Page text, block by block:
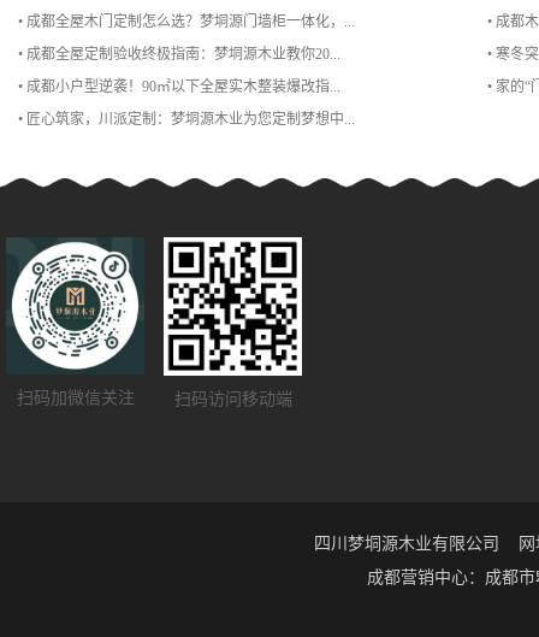
• 成都全屋木门定制怎么选？梦垌源门墙柜一体化，...
• 成都
• 成都全屋定制验收终极指南：梦垌源木业教你20...
• 寒冬
• 成都小户型逆袭！90㎡以下全屋实木整装爆改指...
• 家的“
• 匠心筑家，川派定制：梦垌源木业为您定制梦想中...
扫码加微信关注 扫码访问移动端
四川梦垌源木业有限公司 网
成都营销中心：成都